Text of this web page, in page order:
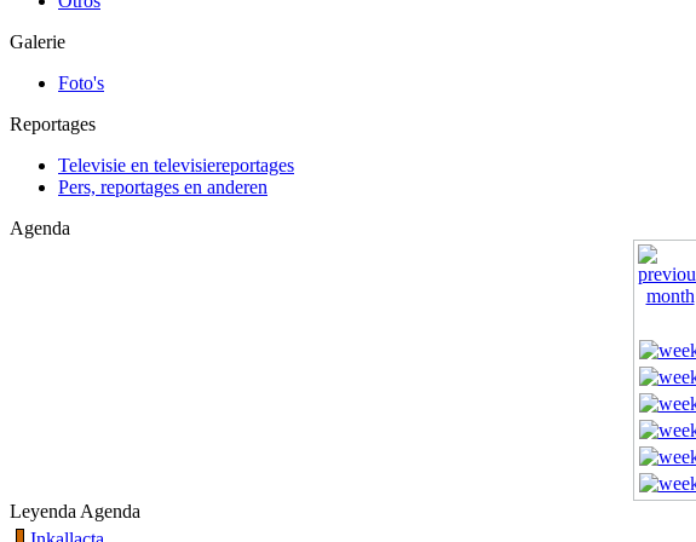
Galerie
Foto's
Reportages
Televisie en televisiereportages
Pers, reportages en anderen
Agenda
Leyenda Agenda